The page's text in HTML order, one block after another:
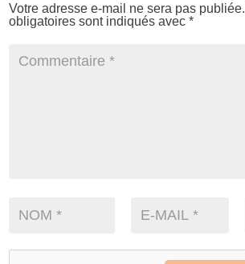
Votre adresse e-mail ne sera pas publiée.
obligatoires sont indiqués avec*